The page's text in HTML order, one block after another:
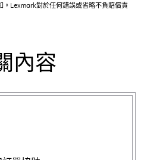
。Lexmark對於任何錯誤或省略不負賠償責
內容